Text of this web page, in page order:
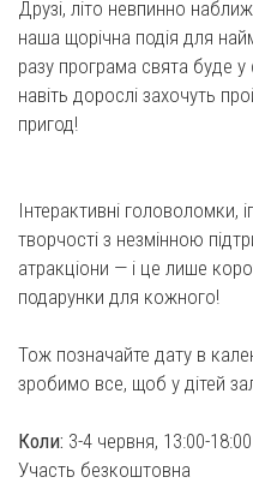
Друзі, літо невпинно
наша щорічна подія для
разу програма свята буде у
навіть дорослі захочуть
пригод!
Інтерактивні головоломки,
творчості з незмінною
атракціони — і це лише
подарунки для кожного!
Тож позначайте дату в
зробимо все, щоб у дітей
Коли: 3-4 червня, 13:00-18:00
Участь безкоштовна